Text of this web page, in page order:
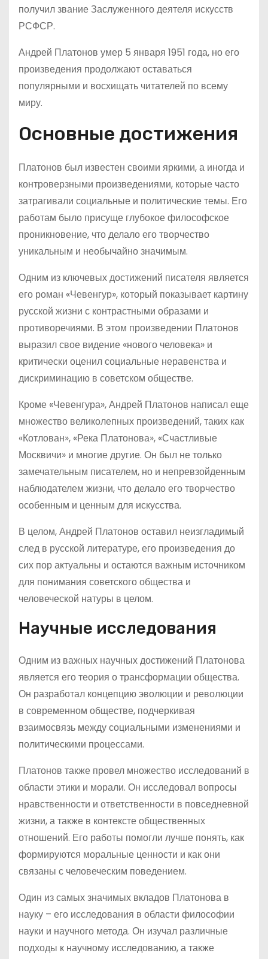
получил звание Заслуженного деятеля искусств
РСФСР.
Андрей Платонов умер 5 января 1951 года, но его
произведения продолжают оставаться
популярными и восхищать читателей по всему
миру.
Основные достижения
Платонов был известен своими яркими, а иногда и
контроверзными произведениями, которые часто
затрагивали социальные и политические темы. Его
работам было присуще глубокое философское
проникновение, что делало его творчество
уникальным и необычайно значимым.
Одним из ключевых достижений писателя является
его роман «Чевенгур», который показывает картину
русской жизни с контрастными образами и
противоречиями. В этом произведении Платонов
выразил свое видение «нового человека» и
критически оценил социальные неравенства и
дискриминацию в советском обществе.
Кроме «Чевенгура», Андрей Платонов написал еще
множество великолепных произведений, таких как
«Котлован», «Река Платонова», «Счастливые
Москвичи» и многие другие. Он был не только
замечательным писателем, но и непревзойденным
наблюдателем жизни, что делало его творчество
особенным и ценным для искусства.
В целом, Андрей Платонов оставил неизгладимый
след в русской литературе, его произведения до
сих пор актуальны и остаются важным источником
для понимания советского общества и
человеческой натуры в целом.
Научные исследования
Одним из важных научных достижений Платонова
является его теория о трансформации общества.
Он разработал концепцию эволюции и революции
в современном обществе, подчеркивая
взаимосвязь между социальными изменениями и
политическими процессами.
Платонов также провел множество исследований в
области этики и морали. Он исследовал вопросы
нравственности и ответственности в повседневной
жизни, а также в контексте общественных
отношений. Его работы помогли лучше понять, как
формируются моральные ценности и как они
связаны с человеческим поведением.
Один из самых значимых вкладов Платонова в
науку – его исследования в области философии
науки и научного метода. Он изучал различные
подходы к научному исследованию, а также